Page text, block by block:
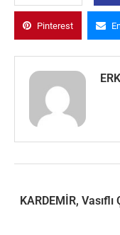
Pinterest
KARDEMİR,